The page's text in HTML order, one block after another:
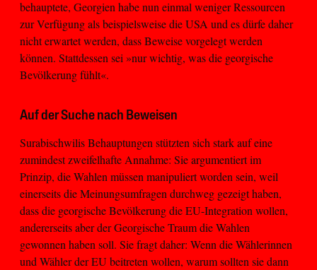
behauptete, Georgien habe nun einmal weniger Ressourcen
zur Verfügung als beispielsweise die USA und es dürfe daher
nicht erwartet werden, dass Beweise vorgelegt werden
können. Stattdessen sei »nur wichtig, was die georgische
Bevölkerung fühlt«.
Auf der Suche nach Beweisen
Surabischwilis Behauptungen stützten sich stark auf eine
zumindest zweifelhafte Annahme: Sie argumentiert im
Prinzip, die Wahlen müssen manipuliert worden sein, weil
einerseits die Meinungsumfragen durchweg gezeigt haben,
dass die georgische Bevölkerung die EU-Integration wollen,
andererseits aber der Georgische Traum die Wahlen
gewonnen haben soll. Sie fragt daher: Wenn die Wählerinnen
und Wähler der EU beitreten wollen, warum sollten sie dann